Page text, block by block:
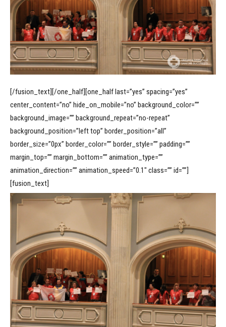
[/fusion_text][/one_half][one_half last=”yes” spacing=”yes”
center_content=”no” hide_on_mobile=”no” background_color=””
background_image=”” background_repeat=”no-repeat”
background_position=”left top” border_position=”all”
border_size=”0px” border_color=”” border_style=”” padding=””
margin_top=”” margin_bottom=”” animation_type=””
animation_direction=”” animation_speed=”0.1″ class=”” id=””]
[fusion_text]